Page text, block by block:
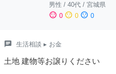
男性 / 40代 / 宮城県
sentiment_satisfied 0 sentiment_neutral 0 sentiment_dissatisfied 0
chat 生活相談 ▸ お金
土地 建物等お譲りください